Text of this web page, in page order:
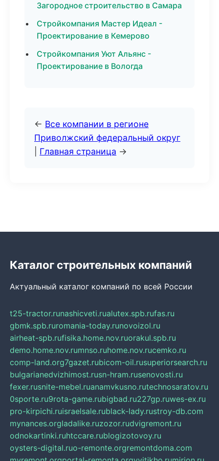
Загородное строительство в Самара
Стройкомпания Мастер Идеал -
Проектирование в Кемерово
Стройкомпания Уют Альянс -
Проектирование в Вологда
← Все компании в регионе
Приволжский федеральный округ
Главная страница →
Каталог строительных компаний
Актуальный каталог компаний по всей России
t25-tractor.runashicveti.rualutex.spb.rufas.ru
gbmk.spb.ruromania-today.runovoizol.ru
airheat-spb.rufisika.home.nov.ruorakul.spb.ru
demo.home.nov.rumnso.ruhome.nov.rucemko.ru
comp-land.org7gazet.rubicom-oil.rusuperiorsearch.ru
bulgarianedvizhimost.rusn-hram.rusenovosti.ru
fexer.rusnite-mebel.ruanamvkusno.rutechnosaratov.ru
0sporte.ru9rota-game.rubigbad.ru227gp.ruwes-ex.ru
pro-kirpichi.ruisraelsale.rublack-lady.rustroy-db.com
mynances.orgladalike.ruzozor.rudvigremont.ru
odnokartinki.ruhtccare.rublogizotovoy.ru
oysters-digital.ruo-remonte.orgremontdoma.com